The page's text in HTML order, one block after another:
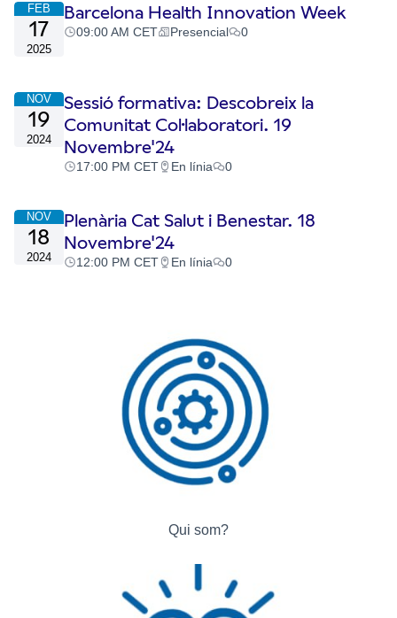
FEB
17
2025
Barcelona Health Innovation Week
09:00 AM CET Presencial 0
NOV
19
2024
Sessió formativa: Descobreix la
Comunitat Col·laboratori. 19
Novembre'24
17:00 PM CET En línia 0
NOV
18
2024
Plenària Cat Salut i Benestar. 18
Novembre'24
12:00 PM CET En línia 0
Qui som?